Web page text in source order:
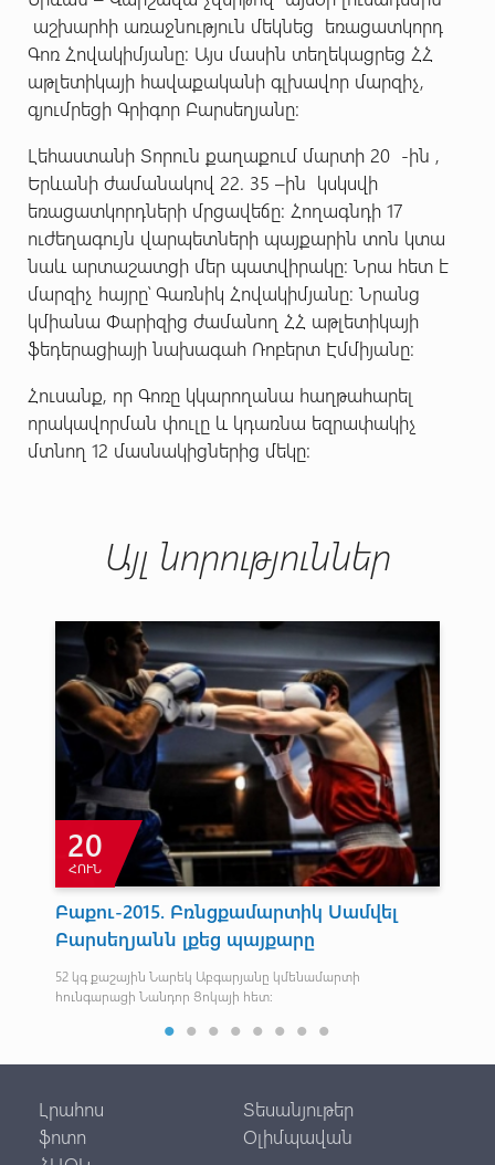
աշխարհի առաջնություն մեկնեց եռացատկորդ
Գոռ Հովակիմյանը: Այս մասին տեղեկացրեց ՀՀ
աթլետիկայի հավաքականի գլխավոր մարզիչ,
գյումրեցի Գրիգոր Բարսեղյանը:
Լեհաստանի Տորուն քաղաքում մարտի 20 -ին ,
Երևանի ժամանակով 22. 35 –ին կսկսվի
եռացատկորդների մրցավեճը: Հողագնդի 17
ուժեղագույն վարպետների պայքարին տոն կտա
նաև արտաշատցի մեր պատվիրակը: Նրա հետ է
մարզիչ հայրը՝ Գառնիկ Հովակիմյանը: Նրանց
կմիանա Փարիզից ժամանող ՀՀ աթլետիկայի
ֆեդերացիայի նախագահ Ռոբերտ Էմմիյանը:
Հուսանք, որ Գոռը կկարողանա հաղթահարել
որակավորման փուլը և կդառնա եզրափակիչ
մտնող 12 մասնակիցներից մեկը:
Այլ նորություններ
20
ՀՈՒՆ
Բաքու-2015. Բռնցքամարտիկ Սամվել
Բարսեղյանն լքեց պայքարը
52 կգ քաշային Նարեկ Աբգարյանը կմենամարտի
հունգարացի Նանդոր Ցոկայի հետ:
Լրահոս
Տեսանյութեր
ֆոտո
Օլիմպավան